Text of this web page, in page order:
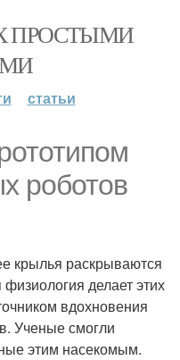
ПРОСТЫМИ
статьи
роботов
крылья раскрываются
делает этих
вдохновения
Ученые смогли
этим насекомым.